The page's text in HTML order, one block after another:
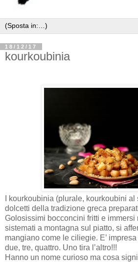
18/12/17
kourkoubinia
I kourkoubinia (plurale, kourkoubini
dolcetti della tradizione greca
Golosissimi bocconcini fritti e immersi
sistemati a montagna sul piatto, si
mangiano come le ciliegie. E’
due, tre, quattro. Uno tira l’altro!!!
Hanno un nome curioso ma cosa